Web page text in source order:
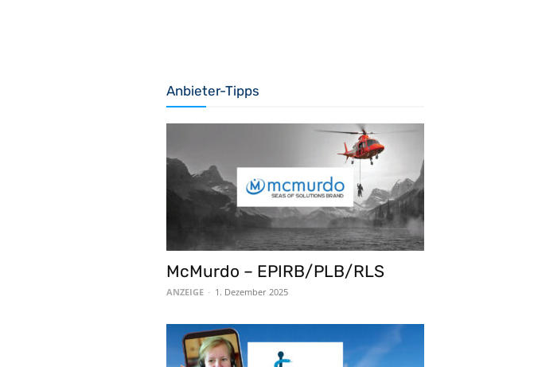
Anbieter-Tipps
McMurdo – EPIRB/PLB/RLS
ANZEIGE - 1. Dezember 2025